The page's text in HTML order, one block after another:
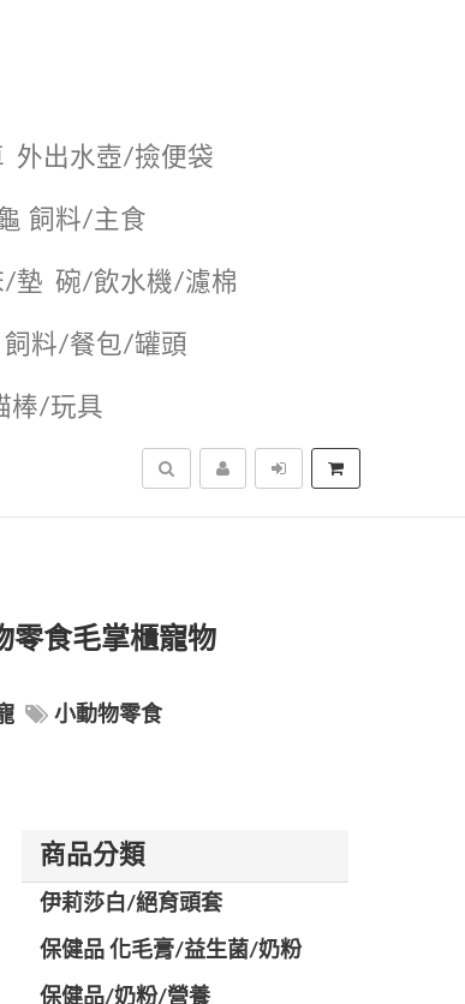
外出水壺/撿便袋
飼料/主食
/墊 碗/飲水機/濾棉
飼料/餐包/罐頭
棒/玩具
搜尋
零食毛掌櫃寵物
小動物零食
商品分類
伊莉莎白/絕育頭套
保健品 化毛膏/益生菌/奶粉
保健品/奶粉/營養